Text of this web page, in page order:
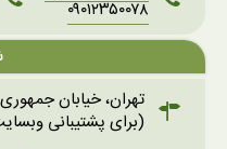
۰۹۰۱۲۳۵۰۰۷۸
تهران، خیابان
(برای پشتیبانی